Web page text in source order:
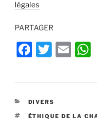
légales
PARTAGER
F
e
b
T
er
E
CATÉGORIES
DIVERS
ÉTIQUETTES
ÉTHIQUE DE LA